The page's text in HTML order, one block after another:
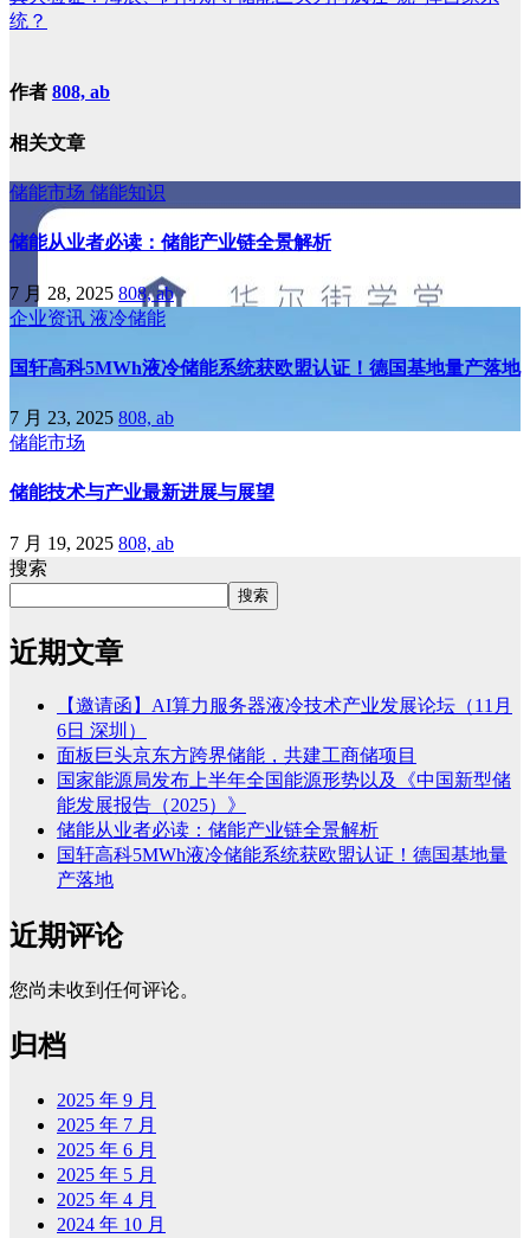
统？
作者 808, ab
相关文章
储能市场 储能知识
储能从业者必读：储能产业链全景解析
7 月 28, 2025 808, ab
企业资讯 液冷储能
国轩高科5MWh液冷储能系统获欧盟认证！德国基地量产落地
7 月 23, 2025 808, ab
储能市场
储能技术与产业最新进展与展望
7 月 19, 2025 808, ab
搜索
搜索
近期文章
【邀请函】AI算力服务器液冷技术产业发展论坛（11月
6日 深圳）
面板巨头京东方跨界储能，共建工商储项目
国家能源局发布上半年全国能源形势以及《中国新型储
能发展报告（2025）》
储能从业者必读：储能产业链全景解析
国轩高科5MWh液冷储能系统获欧盟认证！德国基地量
产落地
近期评论
您尚未收到任何评论。
归档
2025 年 9 月
2025 年 7 月
2025 年 6 月
2025 年 5 月
2025 年 4 月
2024 年 10 月